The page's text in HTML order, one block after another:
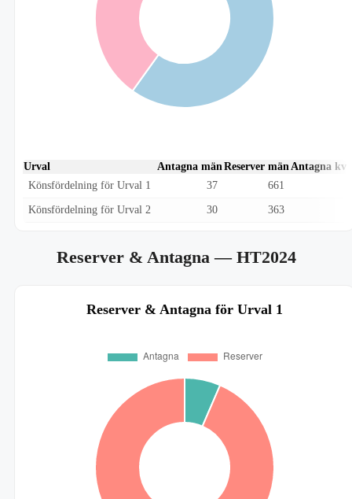
Urval Antagna mänReserver mänAntagna
Könsfördelning för Urval 1
37 661
Könsfördelning för Urval 2 30 363
Reserver & Antagna— HT2024
Reserver & Antagna för Urval 1